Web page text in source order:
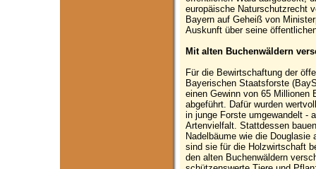
europäische Naturschutzrecht
Bayern auf Geheiß von
Auskunft über seine
Mit alten Buchenwäldern
Für die Bewirtschaftung der
Bayerischen Staatsforste
einen Gewinn von 65 Millionen
abgeführt. Dafür wurden
in junge Forste umgewandelt -
Artenvielfalt. Stattdessen
Nadelbäume wie die
sind sie für die Holzwirtschaft
den alten Buchenwäldern